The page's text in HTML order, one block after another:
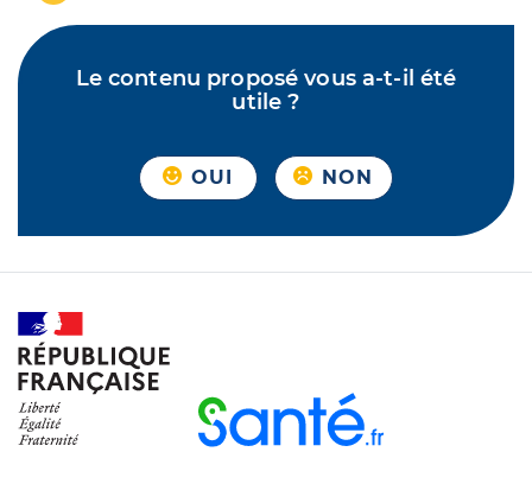
Le contenu proposé vous a-t-il été
utile ?
OUI NON